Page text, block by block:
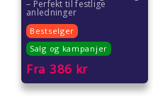
Gaver til ungdom
Gaver til veileder
Gaver til venner
– Perfekt til festlige
anledninger
Bestselger
Salg og kampanjer
Fra 386 kr